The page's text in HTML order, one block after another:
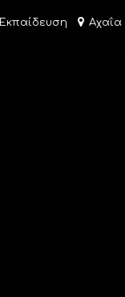
Εκπαίδευση Αχαΐα